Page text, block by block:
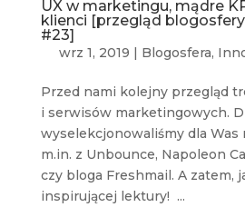
UX w marketingu, mądre
klienci [przegląd
#23]
wrz 1, 2019 | Blogosfera,
Przed nami kolejny przegląd
i serwisów marketingowych.
wyselekcjonowaliśmy dla Was
m.in. z Unbounce, Napoleon
czy bloga Freshmail. A zatem,
inspirującej lektury! ...